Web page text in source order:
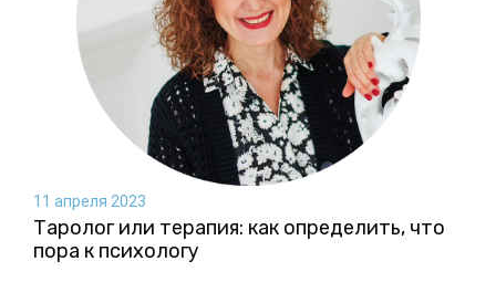
11 апреля 2023
Таролог или терапия: как определить, что
пора к психологу